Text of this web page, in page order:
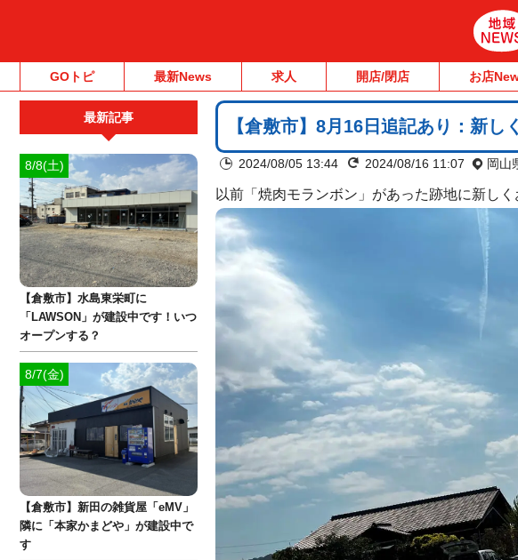
GOトピ 最新News 求人 開店/閉店 お店
【倉敷市】8月16日追記あり：新し
2024/08/05 13:44 2024/08/16 11:07 岡山
以前「焼肉モランボン」があった跡地に新し
最新記事
8/8(土)
【倉敷市】水島東栄町に
「LAWSON」が建設中です！いつ
オープンする？
8/7(金)
【倉敷市】新田の雑貨屋「eMV」
隣に「本家かまどや」が建設中で
す